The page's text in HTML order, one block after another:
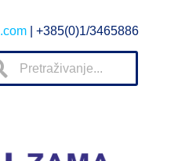
| +385(0)1/3465886